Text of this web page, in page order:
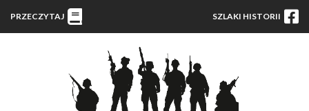
PRZECZYTAJ SZLAKI HISTORII